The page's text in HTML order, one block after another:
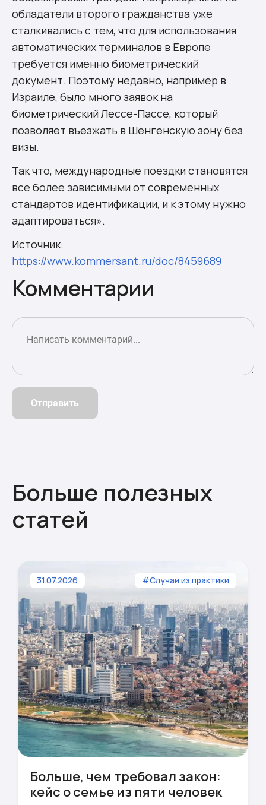
обладатели второго гражданства уже
сталкивались с тем, что для использования
автоматических терминалов в Европе
требуется именно биометрический
документ. Поэтому недавно, например в
Израиле, было много заявок на
биометрический Лессе-Пассе, который
позволяет въезжать в Шенгенскую зону без
визы.
Так что, международные поездки становятся
все более зависимыми от современных
стандартов идентификации, и к этому нужно
адаптироваться».
Источник:
https://www.kommersant.ru/doc/8459689
Комментарии
Отправить
Больше полезных
статей
31.07.2026 #Случаи из практики
Больше, чем требовал закон:
кейс о семье из пяти человек